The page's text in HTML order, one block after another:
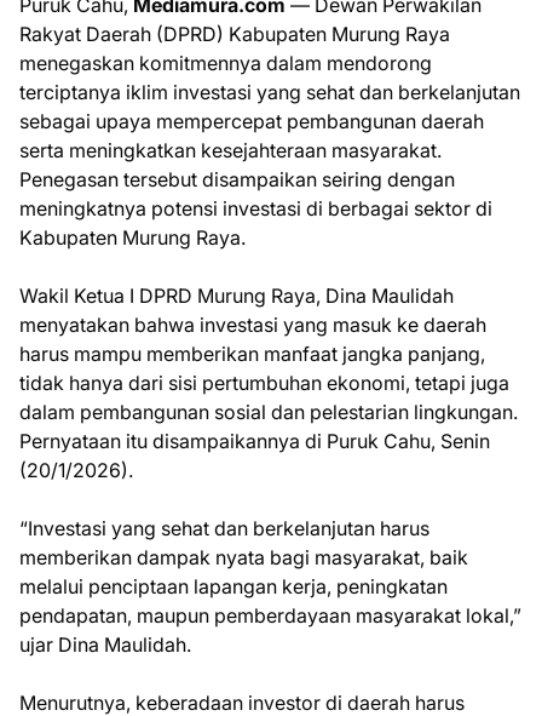
Puruk Cahu, Mediamura.com — Dewan Perwakilan
Rakyat Daerah (DPRD) Kabupaten Murung Raya
menegaskan komitmennya dalam mendorong
terciptanya iklim investasi yang sehat dan berkelanjutan
sebagai upaya mempercepat pembangunan daerah
serta meningkatkan kesejahteraan masyarakat.
Penegasan tersebut disampaikan seiring dengan
meningkatnya potensi investasi di berbagai sektor di
Kabupaten Murung Raya.
Wakil Ketua I DPRD Murung Raya, Dina Maulidah
menyatakan bahwa investasi yang masuk ke daerah
harus mampu memberikan manfaat jangka panjang,
tidak hanya dari sisi pertumbuhan ekonomi, tetapi juga
dalam pembangunan sosial dan pelestarian lingkungan.
Pernyataan itu disampaikannya di Puruk Cahu, Senin
(20/1/2026).
“Investasi yang sehat dan berkelanjutan harus
memberikan dampak nyata bagi masyarakat, baik
melalui penciptaan lapangan kerja, peningkatan
pendapatan, maupun pemberdayaan masyarakat lokal,”
ujar Dina Maulidah.
Menurutnya, keberadaan investor di daerah harus